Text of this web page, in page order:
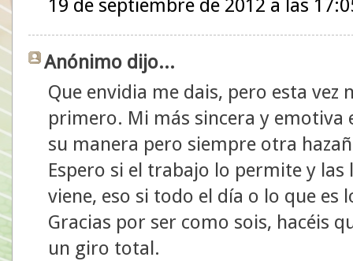
19 de septiembre de 2012 a las
Anónimo dijo...
Que envidia me dais, pero esta
primero. Mi más sincera y emotiva
su manera pero siempre otra
Espero si el trabajo lo permite y
viene, eso si todo el día o lo que
Gracias por ser como sois, hacéis
un giro total.